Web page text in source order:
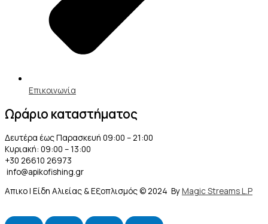
Επικοινωνία
Ωράριο καταστήματος
Δευτέρα έως Παρασκευή 09:00 – 21:00
Κυριακή: 09:00 – 13:00
+30 26610 26973
info@apikofishing.gr
Απικο | Είδη Αλιείας & Εξοπλισμός © 2024 ByMagic Streams L.P